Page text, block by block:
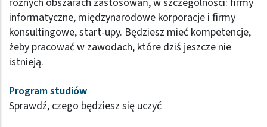
informatyczne, międzynarodowe korporacje i firmy
konsultingowe, start-upy. Będziesz mieć kompetencje,
żeby pracować w zawodach, które dziś jeszcze nie
istnieją.
Program studiów
Sprawdź, czego będziesz się uczyć